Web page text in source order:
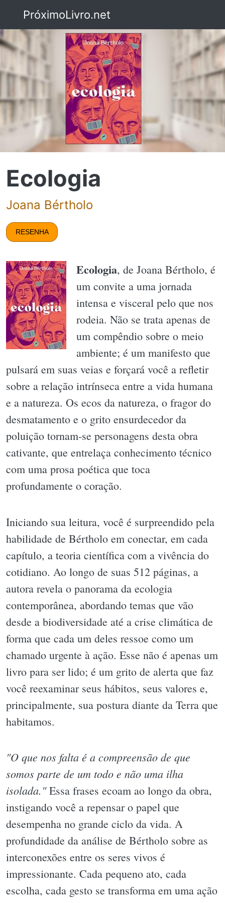
PróximoLivro.net
Ecologia
Joana Bértholo
RESENHA
Ecologia, de Joana Bértholo, é
um convite a uma jornada
intensa e visceral pelo que nos
rodeia. Não se trata apenas de
um compêndio sobre o meio
ambiente; é um manifesto que
pulsará em suas veias e forçará você a refletir
sobre a relação intrínseca entre a vida humana
e a natureza. Os ecos da natureza, o fragor do
desmatamento e o grito ensurdecedor da
poluição tornam-se personagens desta obra
cativante, que entrelaça conhecimento técnico
com uma prosa poética que toca
profundamente o coração.
Iniciando sua leitura, você é surpreendido pela
habilidade de Bértholo em conectar, em cada
capítulo, a teoria científica com a vivência do
cotidiano. Ao longo de suas 512 páginas, a
autora revela o panorama da ecologia
contemporânea, abordando temas que vão
desde a biodiversidade até a crise climática de
forma que cada um deles ressoe como um
chamado urgente à ação. Esse não é apenas um
livro para ser lido; é um grito de alerta que faz
você reexaminar seus hábitos, seus valores e,
principalmente, sua postura diante da Terra que
habitamos.
"O que nos falta é a compreensão de que
somos parte de um todo e não uma ilha
isolada."Essa frases ecoam ao longo da obra,
instigando você a repensar o papel que
desempenha no grande ciclo da vida. A
profundidade da análise de Bértholo sobre as
interconexões entre os seres vivos é
impressionante. Cada pequeno ato, cada
escolha, cada gesto se transforma em uma ação